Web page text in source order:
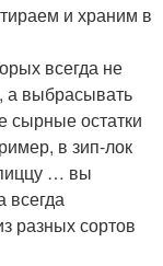
и храним в
всегда не
а выбрасывать
сырные остатки
в зип-лок
… вы
всегда
разных сортов